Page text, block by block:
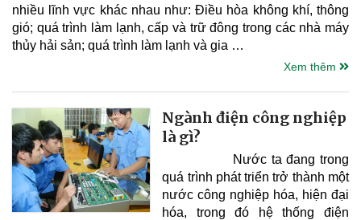
nhiều lĩnh vực khác nhau như: Điều hòa không khí, thông
gió; quá trình làm lạnh, cấp và trữ đông trong các nhà máy
thủy hải sản; quá trình làm lạnh và gia …
Xem thêm
Ngành điện công nghiệp
là gì?
Nước ta đang trong
quá trình phát triển trở thành một
nước công nghiệp hóa, hiện đại
hóa, trong đó hệ thống điện